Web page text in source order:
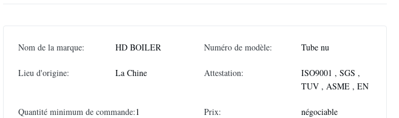
Nom de la marque: HD BOILER Numéro de modèle: Tube nu
Lieu d'origine: La Chine Attestation:
ISO9001 , SGS ,
TUV , ASME , EN
Quantité minimum de commande:1
Prix: négociable